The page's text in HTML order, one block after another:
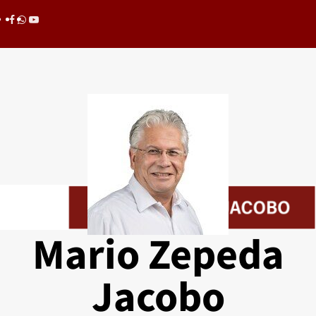
al
Facebook
whatsapp
youtube
Mario Zepeda
Jacobo